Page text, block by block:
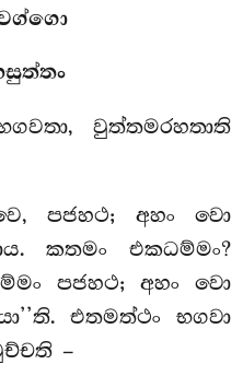
වුත්තමරහතාති
පජහථ; අහං වො
කතමං එකධම්මං?
පජහථ; අහං වො
එතමත්ථං භගවා
–